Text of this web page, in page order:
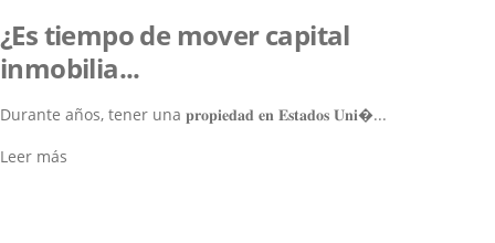
¿Es tiempo de mover capital
inmobilia...
Durante años, tener una 𝐩𝐫𝐨𝐩𝐢𝐞𝐝𝐚𝐝 𝐞𝐧 𝐄𝐬𝐭𝐚𝐝𝐨𝐬 𝐔𝐧𝐢�...
Leer más